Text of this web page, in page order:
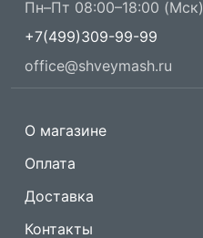
Пн–Пт 08:00–18:00 (Мск)
+7(499)309-99-99
office@shveymash.ru
О магазине
Оплата
Доставка
Контакты